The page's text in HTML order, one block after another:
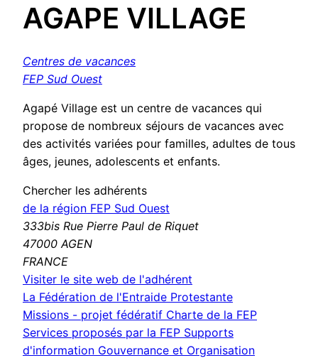
AGAPE VILLAGE
Centres de vacances
FEP Sud Ouest
Agapé Village est un centre de vacances qui
propose de nombreux séjours de vacances avec
des activités variées pour familles, adultes de tous
âges, jeunes, adolescents et enfants.
Chercher les adhérents
de la région FEP Sud Ouest
333bis Rue Pierre Paul de Riquet
47000 AGEN
FRANCE
Visiter le site web de l'adhérent
fenêtre)
La Fédération de l'Entraide Protestante
Missions - projet fédératif Charte de la FEP
Services proposés par la FEP Supports
d'information Gouvernance et Organisation